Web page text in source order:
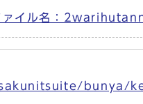
ァイル名：
bunya/